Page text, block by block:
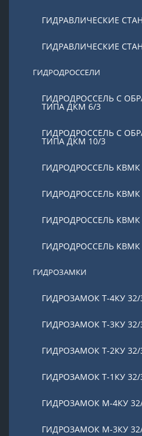
ГИДРАВЛИЧЕСКИЕ
ГИДРАВЛИЧЕСКИЕ
ГИДРОДРОССЕЛИ
ГИДРОДРОССЕЛЬ С
ТИПА ДКМ 6/3
ГИДРОДРОССЕЛЬ С
ТИПА ДКМ 10/3
ГИДРОДРОССЕЛЬ КВМК
ГИДРОДРОССЕЛЬ КВМК
ГИДРОДРОССЕЛЬ КВМК
ГИДРОДРОССЕЛЬ КВМК
ГИДРОЗАМКИ
ГИДРОЗАМОК Т-4КУ 32/
ГИДРОЗАМОК Т-3КУ 32/
ГИДРОЗАМОК Т-2КУ 32/
ГИДРОЗАМОК Т-1КУ 32/
ГИДРОЗАМОК М-4КУ
ГИДРОЗАМОК М-3КУ